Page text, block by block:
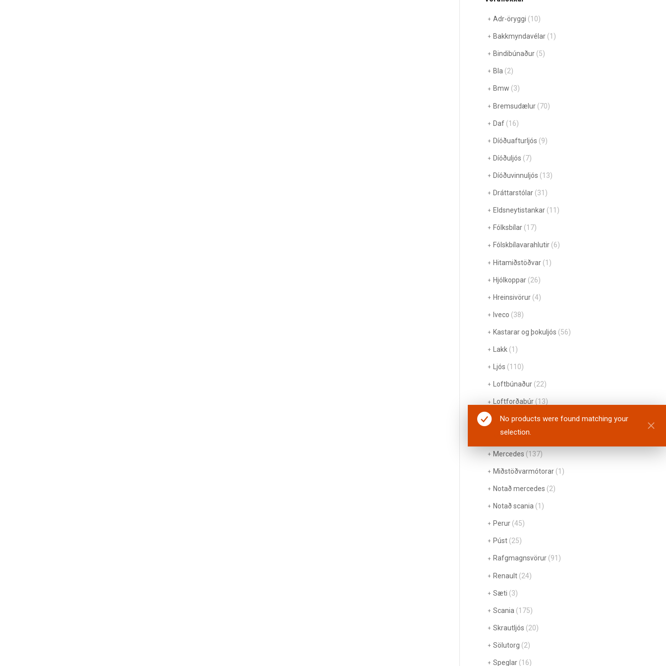
No products were found matching your
selection.
Adr-öryggi (10)
Bakkmyndavélar (1)
Bindibúnaður (5)
Bla (2)
Bmw (3)
Bremsudælur (70)
Daf (16)
Díóðuafturljós (9)
Díóðuljós (7)
Díóðuvinnuljós (13)
Dráttarstólar (31)
Eldsneytistankar (11)
Fólksbílar (17)
Fólskbílavarahlutir (6)
Hitamiðstöðvar (1)
Hjólkoppar (26)
Hreinsivörur (4)
Iveco (38)
Kastarar og þokuljós (56)
Lakk (1)
Ljós (110)
Loftbúnaður (22)
Loftforðabúr (13)
Loftpúðar(5)
Man(119)
Mercedes (137)
Miðstöðvarmótorar (1)
Notað mercedes (2)
Notað scania (1)
Perur (45)
Púst (25)
Rafgmagnsvörur (91)
Renault (24)
Sæti (3)
Scania (175)
Skrautljós (20)
Sölutorg (2)
Speglar (16)